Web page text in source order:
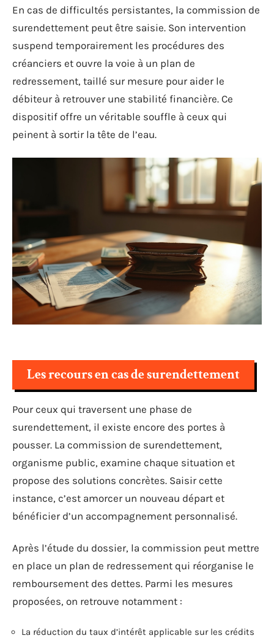
En cas de difficultés persistantes, la commission de
surendettement peut être saisie. Son intervention
suspend temporairement les procédures des
créanciers et ouvre la voie à un plan de
redressement, taillé sur mesure pour aider le
débiteur à retrouver une stabilité financière. Ce
dispositif offre un véritable souffle à ceux qui
peinent à sortir la tête de l’eau.
Les recours en cas de surendettement
Pour ceux qui traversent une phase de
surendettement, il existe encore des portes à
pousser. La commission de surendettement,
organisme public, examine chaque situation et
propose des solutions concrètes. Saisir cette
instance, c’est amorcer un nouveau départ et
bénéficier d’un accompagnement personnalisé.
Après l’étude du dossier, la commission peut mettre
en place un plan de redressement qui réorganise le
remboursement des dettes. Parmi les mesures
proposées, on retrouve notamment :
La réduction du taux d’intérêt applicable sur les crédits